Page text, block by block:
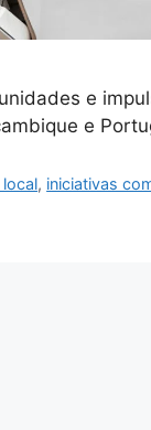
e
e
, iniciativas